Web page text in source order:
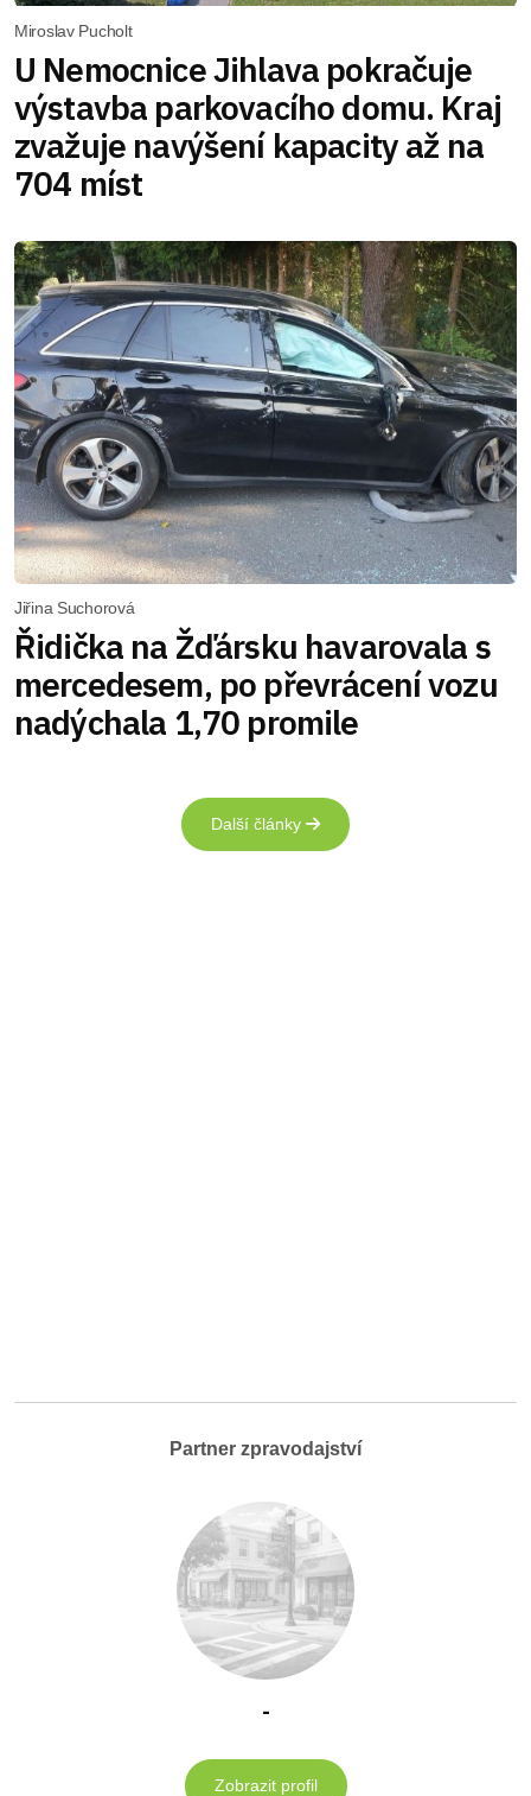
Miroslav Pucholt
U Nemocnice Jihlava pokračuje
výstavba parkovacího domu. Kraj
zvažuje navýšení kapacity až na
704 míst
Jiřina Suchorová
Řidička na Žďársku havarovala s
mercedesem, po převrácení vozu
nadýchala 1,70 promile
Další články
Partner zpravodajství
-
Zobrazit profil